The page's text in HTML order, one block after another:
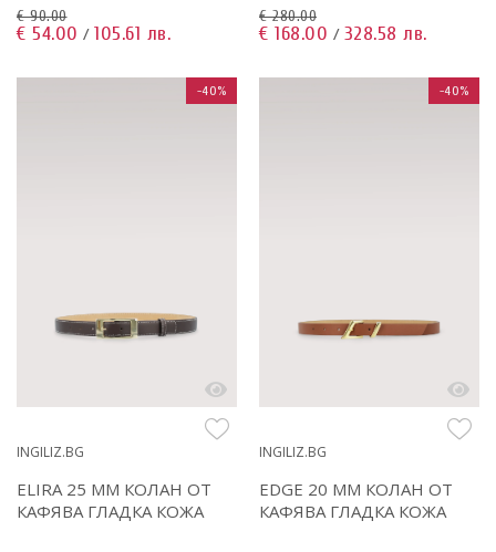
€ 90.00
€ 54.00 / 105.61 лв.
€ 280.00
€ 168.00 / 328.58 лв.
-40%
INGILIZ.BG
ELIRA 25 MM КОЛАН ОТ
КАФЯВА ГЛАДКА КОЖА
-40%
INGILIZ.BG
EDGE 20 MM КОЛАН ОТ
КАФЯВА ГЛАДКА КОЖА